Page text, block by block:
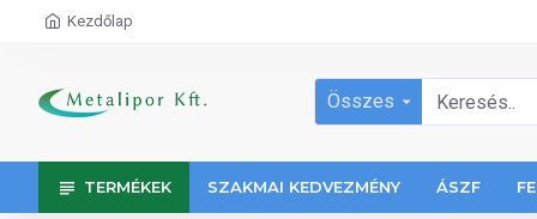
Kezdőlap
Összes
TERMÉKEK SZAKMAI KEDVEZMÉNY ÁSZF